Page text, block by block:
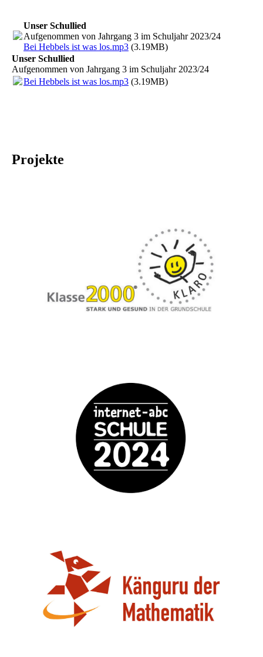
Unser Schullied
Aufgenommen von Jahrgang 3 im Schuljahr 2023/24
Bei Hebbels ist was los.mp3 (3.19MB)
Unser Schullied
Aufgenommen von Jahrgang 3 im Schuljahr 2023/24
Bei Hebbels ist was los.mp3 (3.19MB)
Projekte